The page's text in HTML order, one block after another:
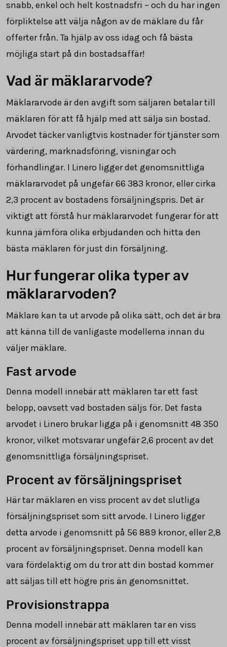
snabb, enkel och helt kostnadsfri – och du har ingen
förpliktelse att välja någon av de mäklare du får
offerter från. Ta hjälp av oss idag och få bästa
möjliga start på din bostadsaffär!
Vad är mäklararvode?
Mäklararvode är den avgift som säljaren betalar till
mäklaren för att få hjälp med att sälja sin bostad.
Arvodet täcker vanligtvis kostnader för tjänster som
värdering, marknadsföring, visningar och
förhandlingar. I Linero ligger det genomsnittliga
mäklararvodet på ungefär66 383 kronor, eller cirka
2,3 procent av bostadens försäljningspris. Det är
viktigt att förstå hur mäklararvodet fungerar för att
kunna jämföra olika erbjudanden och hitta den
bästa mäklaren för just din försäljning.
Hur fungerar olika typer av
mäklararvoden?
Mäklare kan ta ut arvode på olika sätt, och det är bra
att känna till de vanligaste modellerna innan du
väljer mäklare.
Fast arvode
Denna modell innebär att mäklaren tar ett fast
belopp, oavsett vad bostaden säljs för. Det fasta
arvodet i Linero brukar ligga på i genomsnitt 48 350
kronor, vilket motsvarar ungefär 2,6 procent av det
genomsnittliga försäljningspriset.
Procent av försäljningspriset
Här tar mäklaren en viss procent av det slutliga
försäljningspriset som sitt arvode. I Linero ligger
detta arvode i genomsnitt på 56 889 kronor, eller 2,8
procent av försäljningspriset. Denna modell kan
vara fördelaktig om du tror att din bostad kommer
att säljas till ett högre pris än genomsnittet.
Provisionstrappa
Denna modell innebär att mäklaren tar en viss
procent av försäljningspriset upp till ett visst